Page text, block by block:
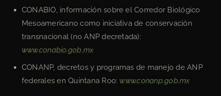
CONABIO, información sobre el Corredor Biológico
Mesoamericano como iniciativa de conservación
transnacional (no ANP decretada):
www.conabio.gob.mx
CONANP, decretos y programas de manejo de ANP
federales en Quintana Roo: www.conanp.gob.mx